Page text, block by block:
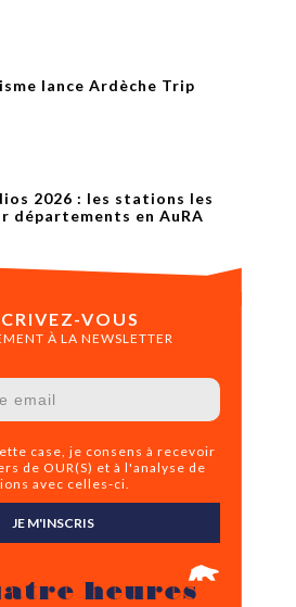
lance Ardèche Trip
2026 : les stations les
départements en AuRA
VOUS
À LA NEWSLETTER
case, je consens à recevoir
de OUR(S) et à l'analyse de
avec celles-ci.
JE M'INSCRIS
heures